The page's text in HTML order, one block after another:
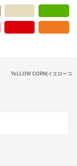
YeLLOW CORN(イエローコ